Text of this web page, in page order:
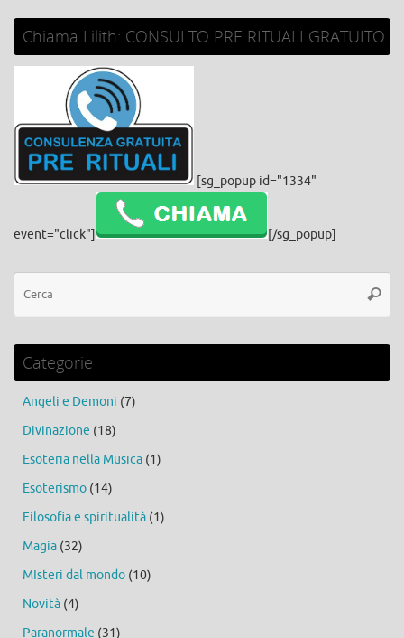
Chiama Lilith: CONSULTO PRE RITUALI GRATUITO
[sg_popup id="1334"
event="click"] [/sg_popup]
Cerca
Categorie
Angeli e Demoni (7)
Divinazione (18)
Esoteria nella Musica (1)
Esoterismo (14)
Filosofia e spiritualità (1)
Magia (32)
MIsteri dal mondo (10)
Novità (4)
Paranormale (31)